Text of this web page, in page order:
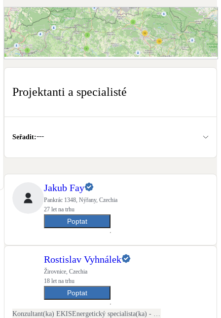
Solární termický systém
Na přípravu teplé vody i přitápění
Rekonstrukce
Kotle
Bateriové úložiště
Pouze velké BESS
Novostavby
Projektanti a specialisté
Seřadit:---
Jakub Fay
Pankrác 1348, Nýřany, Czechia
27 let na trhu
Poptat
Rostislav Vyhnálek
Žirovnice, Czechia
18 let na trhu
Poptat
Konzultant(ka) EKIS